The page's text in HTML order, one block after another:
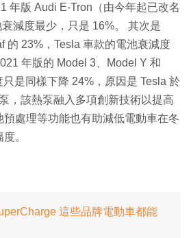
年版 Audi E-Tron（由今年起已改名
減度最少，只是 16%。 其次是
的 23%，Tesla 車款的電池衰減度
年版的 Model 3、Model Y 和
是同樣下降 24%，原因是 Tesla 於
，該熱泵融入多項創新技術以提高
處理等功能也有助減低電動車在冬
。
這些品牌電動車都能